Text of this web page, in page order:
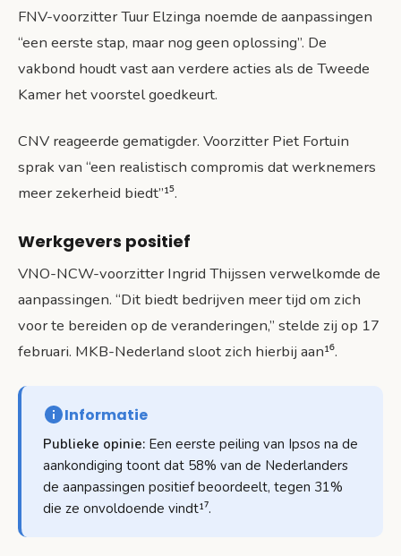
FNV-voorzitter Tuur Elzinga noemde de aanpassingen
“een eerste stap, maar nog geen oplossing”. De
vakbond houdt vast aan verdere acties als de Tweede
Kamer het voorstel goedkeurt.
CNV reageerde gematigder. Voorzitter Piet Fortuin
sprak van “een realistisch compromis dat werknemers
meer zekerheid biedt”¹⁵.
Werkgevers positief
VNO-NCW-voorzitter Ingrid Thijssen verwelkomde de
aanpassingen. “Dit biedt bedrijven meer tijd om zich
voor te bereiden op de veranderingen,” stelde zij op 17
februari. MKB-Nederland sloot zich hierbij aan¹⁶.
Informatie
Publieke opinie: Een eerste peiling van Ipsos na de
aankondiging toont dat 58% van de Nederlanders
de aanpassingen positief beoordeelt, tegen 31%
die ze onvoldoende vindt¹⁷.